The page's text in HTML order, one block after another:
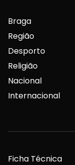
Braga
Região
Desporto
Religião
Nacional
Internacional
Ficha Técnica